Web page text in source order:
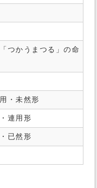
つかうまつる」の命
・未然形
連用形
已然形